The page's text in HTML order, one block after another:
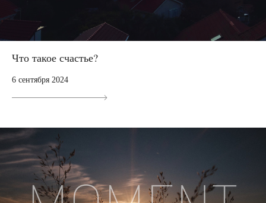
Что такое счастье?
6 сентября 2024